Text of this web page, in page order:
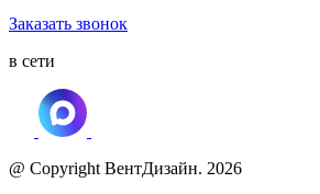
Заказать звонок
в сети
@ Copyright ВентДизайн. 2026